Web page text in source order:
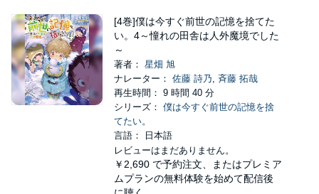
[4巻]僕は今すぐ前世の記憶を捨てた
い。4～憧れの田舎は人外魔境でした
～
著者： 星畑 旭
ナレーター： 佐藤 詩乃, 斉藤 拓哉
再生時間： 9 時間 40 分
シリーズ： 僕は今すぐ前世の記憶を捨
てたい。
言語： 日本語
レビューはまだありません。
￥2,690 で予約注文、またはプレミア
ムプランの無料体験を始めて配信後